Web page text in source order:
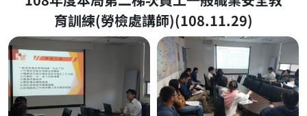
育訓練(勞檢處講師)(108.11.29)